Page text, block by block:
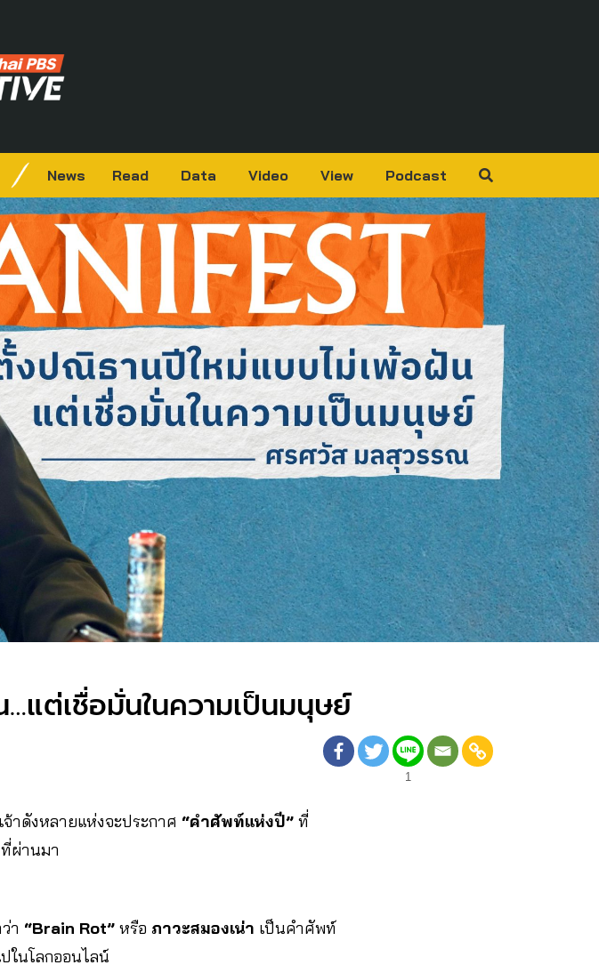
News Read Data Video View Podcast
แต่เชื่อมั่นในความเป็นมนุษย์
1
าดังหลายแห่งจะประกาศ “คำศัพท์แห่งปี” ที่
ผ่านมา
า “Brain Rot” หรือ ภาวะสมองเน่า เป็นคำศัพท์
ในโลกออนไลน์